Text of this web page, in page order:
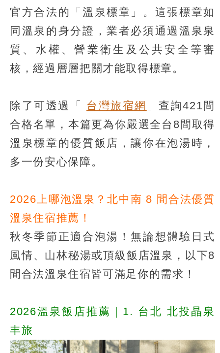
官方合法的「溫泉標章」。這張標章如
同溫泉的身分證，業者必須通過溫泉泉
質、水權、營業衛生及公共安全等審
核，經過層層把關才能取得標章。
除了可透過「 台灣旅宿網 」查詢421間
合格名單，本篇更為你嚴選全台8間取得
溫泉標章的優質飯店，讓你在泡湯時，
多一份安心保障。
2026上哪泡溫泉？北中南 8 間合法優質
溫泉住宿推薦！
秋冬季節正適合泡湯！無論想體驗日式
風情、山林秘湯或頂級飯店溫泉，以下8
間合法溫泉住宿皆可滿足你的需求！
2026溫泉飯店推薦｜1. 台北 北投晶泉
丰旅